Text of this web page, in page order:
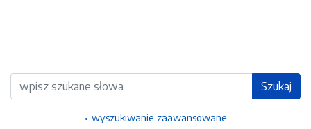
Wyszukiwarka Szukaj
wyszukiwanie zaawansowane